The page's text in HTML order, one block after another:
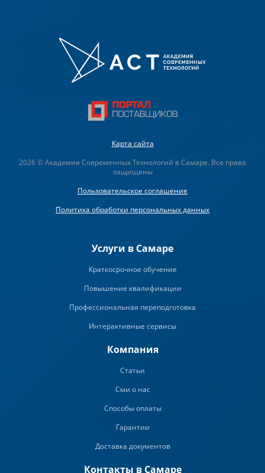
Карта сайта
2026 © Академия Современных Технологий в Самаре. Все права
защищены
Пользовательское соглашение
Политика обработки персональных данных
Услуги в Самаре
Краткосрочное обучение
Повышение квалификации
Профессиональная переподготовка
Интерактивные сервисы
Компания
Статьи
Сми о нас
Способы оплаты
Гарантии
Доставка документов
Контакты в Самаре